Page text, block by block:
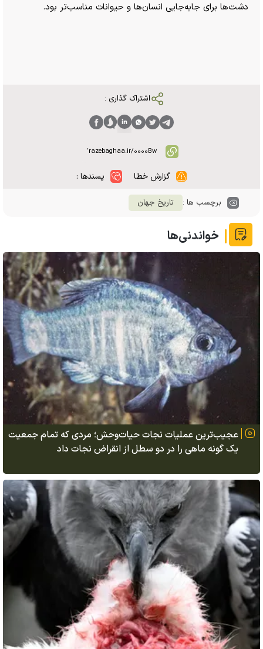
دشت‌ها برای جابه‌جایی انسان‌ها و حیوانات مناسب‌تر بود.
اشتراک گذاری :
گزارش خطا پسندها :
برچسب ها : تاریخ جهان
خواندنی‌ها
عجیب‌ترین عملیات نجات حیات‌وحش؛ مردی که تمام جمعیت
یک گونه ماهی را در دو سطل از انقراض نجات داد